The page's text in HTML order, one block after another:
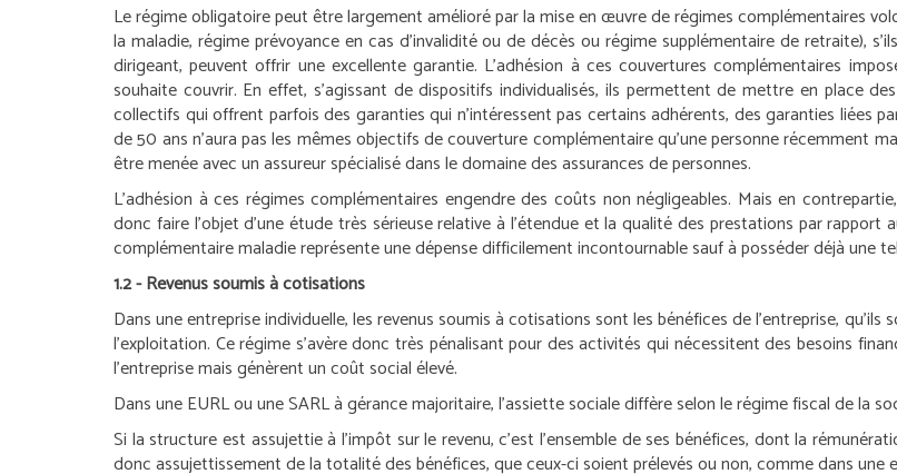
Le régime obligatoire peut être largement amélioré par la mise en œuvre de régimes complémentaires
la maladie, régime prévoyance en cas d’invalidité ou de décès ou régime supplémentaire de retraite),
dirigeant, peuvent offrir une excellente garantie. L’adhésion à ces couvertures complémentaires
souhaite couvrir. En effet, s’agissant de dispositifs individualisés, ils permettent de mettre en place
collectifs qui offrent parfois des garanties qui n’intéressent pas certains adhérents, des garanties liées
de 50 ans n’aura pas les mêmes objectifs de couverture complémentaire qu’une personne récemment
être menée avec un assureur spécialisé dans le domaine des assurances de personnes.
L’adhésion à ces régimes complémentaires engendre des coûts non négligeables. Mais en
donc faire l’objet d’une étude très sérieuse relative à l’étendue et la qualité des prestations par rapport
complémentaire maladie représente une dépense difficilement incontournable sauf à posséder déjà une
1.2 - Revenus soumis à cotisations
Dans une entreprise individuelle, les revenus soumis à cotisations sont les bénéfices de l’entreprise,
l’exploitation. Ce régime s’avère donc très pénalisant pour des activités qui nécessitent des besoins
l’entreprise mais génèrent un coût social élevé.
Dans une EURL ou une SARL à gérance majoritaire, l’assiette sociale diffère selon le régime fiscal de la
Si la structure est assujettie à l’impôt sur le revenu, c’est l’ensemble de ses bénéfices, dont la
donc assujettissement de la totalité des bénéfices, que ceux-ci soient prélevés ou non, comme dans une